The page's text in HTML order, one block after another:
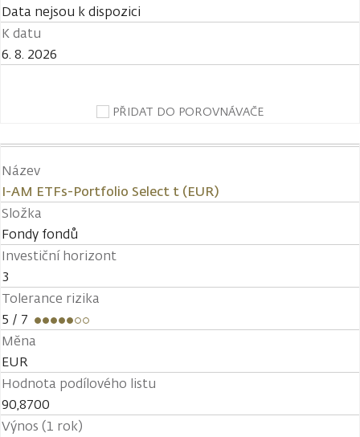
Data nejsou k dispozici
K datu
6. 8. 2026
PŘIDAT DO POROVNÁVAČE
Název
I-AM ETFs-Portfolio Select t (EUR)
Složka
Fondy fondů
Investiční horizont
3
Tolerance rizika
5 / 7
Měna
EUR
Hodnota podílového listu
90,8700
Výnos (1 rok)